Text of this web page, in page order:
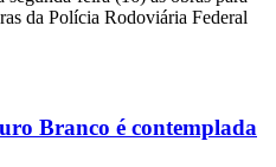
da Polícia Rodoviária Federal
Branco é contemplada